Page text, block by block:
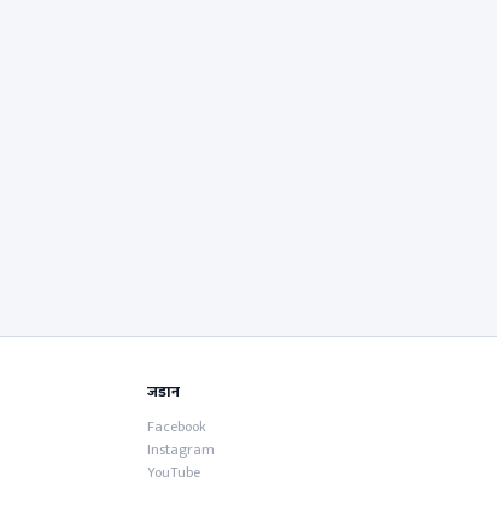
जडान
Facebook
Instagram
YouTube